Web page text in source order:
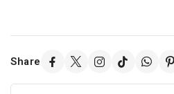
Share